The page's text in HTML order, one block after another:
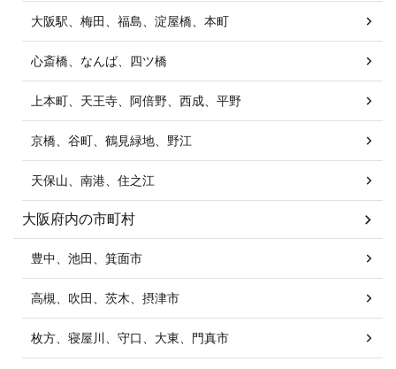
大阪駅、梅田、福島、淀屋橋、本町
心斎橋、なんば、四ツ橋
上本町、天王寺、阿倍野、西成、平野
京橋、谷町、鶴見緑地、野江
天保山、南港、住之江
大阪府内の市町村
豊中、池田、箕面市
高槻、吹田、茨木、摂津市
枚方、寝屋川、守口、大東、門真市